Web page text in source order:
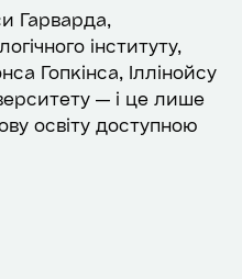
Гарварда,
інституту,
Гопкінса, Іллінойсу
— і це лише
освіту доступною
у партнерстві з
України, та